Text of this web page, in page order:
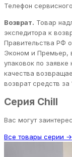
Телефон
Возврат. Товар
экспедитора к
Правительства РФ
Эконом и Премьер,
упаковок по заявке
качества
возврат средств за
Серия Chill
Вас могут
Все товары серии →